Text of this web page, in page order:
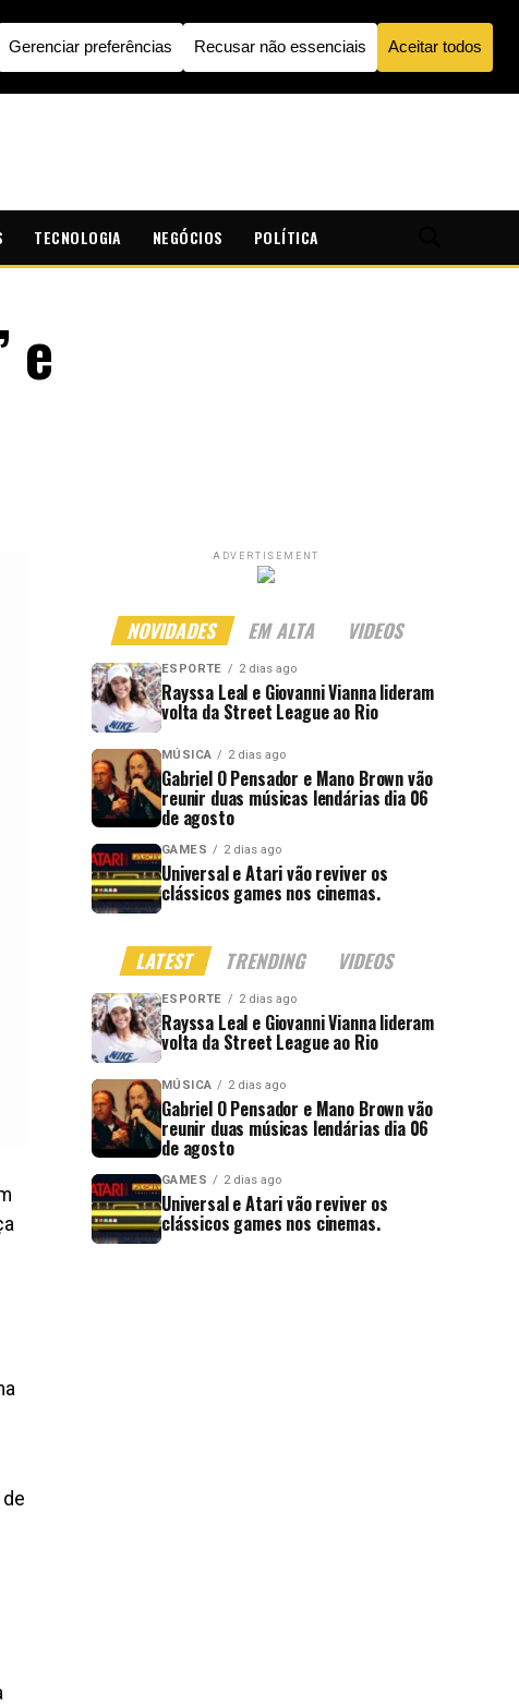
TECNOLOGIA NEGÓCIOS POLÍTICA
e
ADVERTISEMENT
NOVIDADES EM ALTA VIDEOS
ESPORTE 2 dias ago
Rayssa Leal e Giovanni Vianna lideram
volta da Street League ao Rio
MÚSICA 2 dias ago
Gabriel O Pensador e Mano Brown vão
reunir duas músicas lendárias dia 06
de agosto
GAMES 2 dias ago
Universal e Atari vão reviver os
clássicos games nos cinemas.
LATEST TRENDING VIDEOS
ESPORTE 2 dias ago
Rayssa Leal e Giovanni Vianna lideram
volta da Street League ao Rio
MÚSICA 2 dias ago
Gabriel O Pensador e Mano Brown vão
reunir duas músicas lendárias dia 06
de agosto
GAMES 2 dias ago
Universal e Atari vão reviver os
clássicos games nos cinemas.